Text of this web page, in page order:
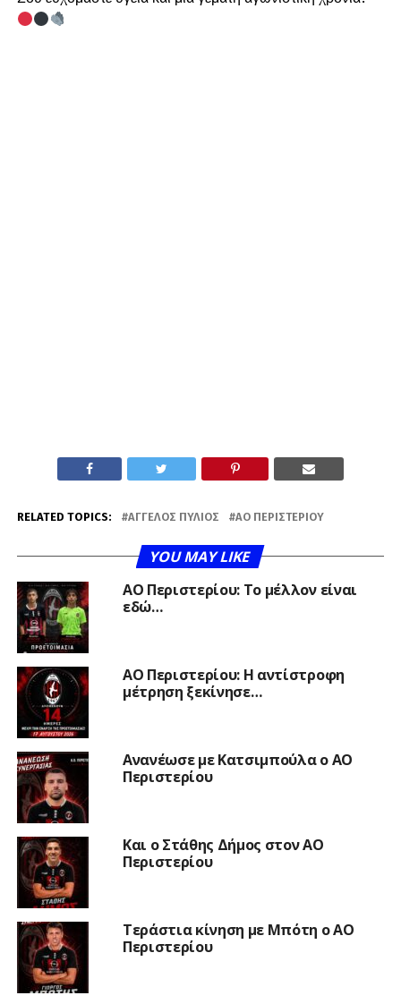
RELATED TOPICS: ΆΓΓΕΛΟΣ ΠΎΛΙΟΣ ΑΟ ΠΕΡΙΣΤΕΡΊΟΥ
YOU MAY LIKE
ΑΟ Περιστερίου: Το μέλλον είναι
εδώ…
ΑΟ Περιστερίου: Η αντίστροφη
μέτρηση ξεκίνησε…
Ανανέωσε με Κατσιμπούλα ο ΑΟ
Περιστερίου
Και ο Στάθης Δήμος στον ΑΟ
Περιστερίου
Τεράστια κίνηση με Μπότη ο ΑΟ
Περιστερίου